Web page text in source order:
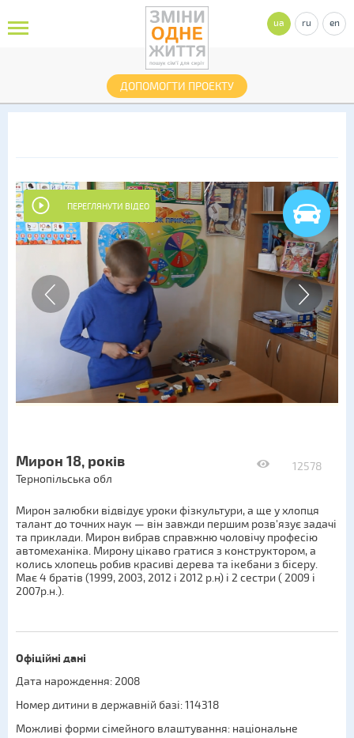
ДОПОМОГТИ ПРОЕКТУ
ua ru en
ПЕРЕГЛЯНУТИ ВІДЕО
12578
Мирон 18, років
Тернопільська обл
Мирон залюбки відвідує уроки фізкультури, а ще у хлопця
талант до точних наук — він завжди першим розв'язує задачі
та приклади. Мирон вибрав справжню чоловічу професію
автомеханіка. Мирону цікаво гратися з конструктором, а
колись хлопець робив красиві дерева та ікебани з бісеру.
Має 4 братів (1999, 2003, 2012 і 2012 р.н) і 2 сестри ( 2009 і
2007р.н.).
Офіційні дані
Дата нарождення: 2008
Номер дитини в державній базі: 114318
Можливі форми сімейного влаштування: національне